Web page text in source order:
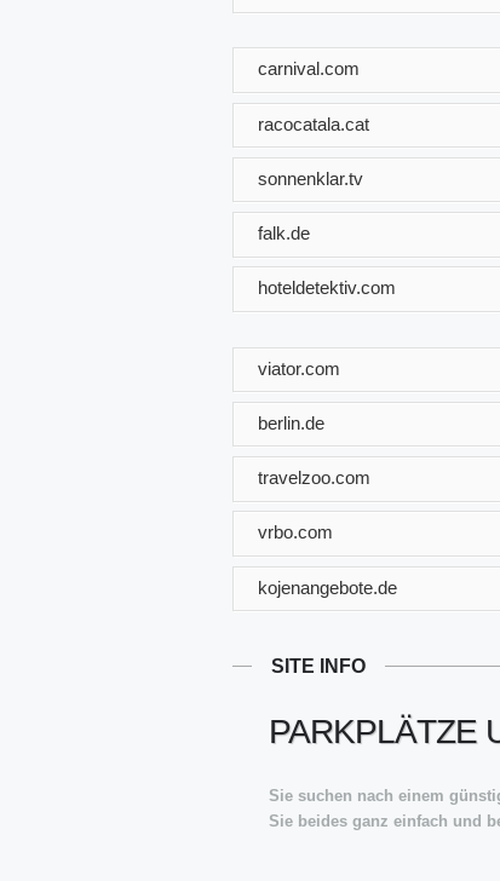
carnival.com
racocatala.cat
sonnenklar.tv
falk.de
hoteldetektiv.com
viator.com
berlin.de
travelzoo.com
vrbo.com
kojenangebote.de
SITE INFO
PARKPLÄTZE
Sie suchen nach einem
Sie beides ganz einfach und